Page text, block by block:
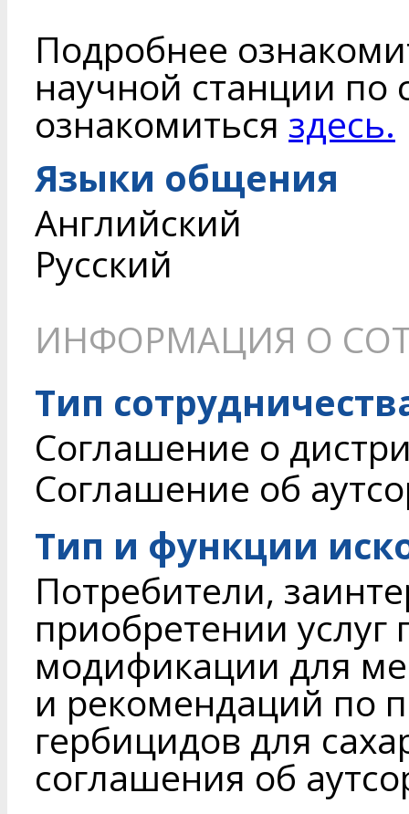
Подробнее
научной станции по
ознакомитьсяздесь.
Языки общения
Английский
Русский
ИНФОРМАЦИЯ О
Тип
Соглашение о
Соглашение об
Тип и функции
Потребители,
приобретении услуг
модификации для
и рекомендаций по
гербицидов для
соглашения об